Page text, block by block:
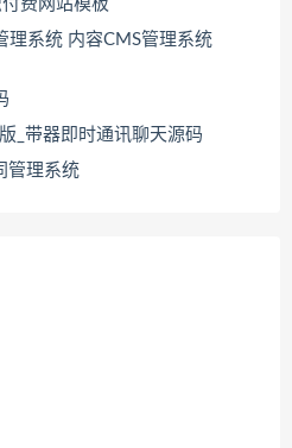
费网站模板
理系统 内容CMS管理系统
_带器即时通讯聊天源码
管理系统